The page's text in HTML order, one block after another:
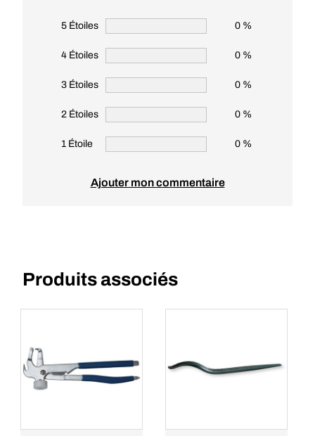
5 Étoiles 0 %
4 Étoiles 0 %
3 Étoiles 0 %
2 Étoiles 0 %
1 Étoile 0 %
Ajouter mon commentaire
Produits associés